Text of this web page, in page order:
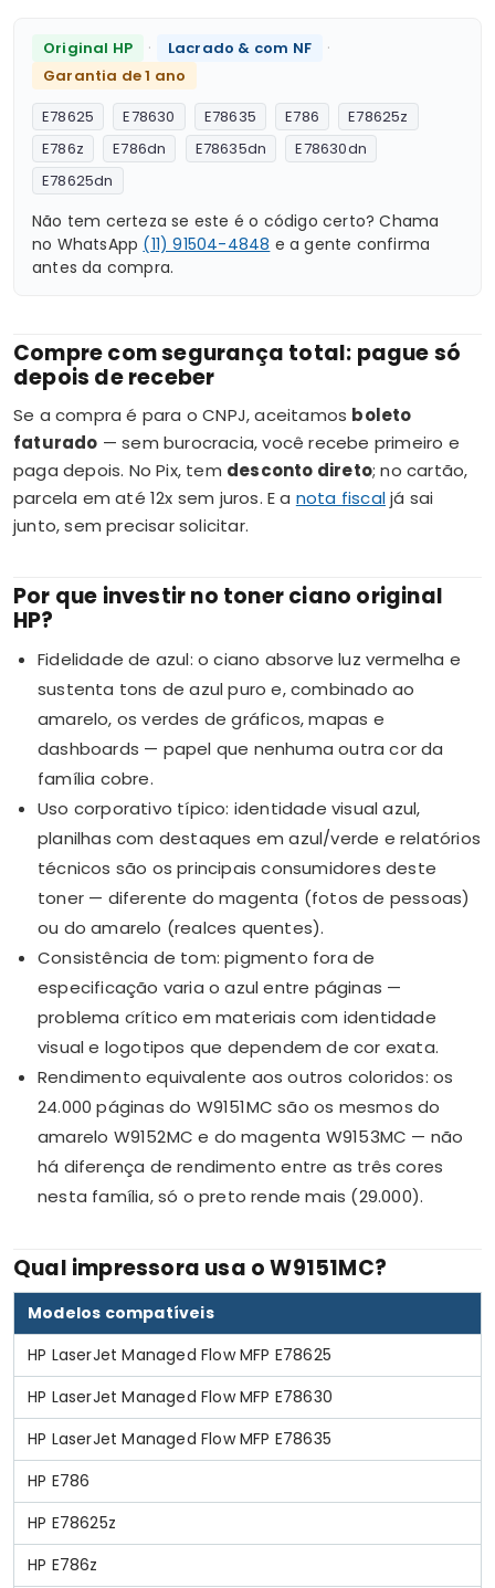
Original HP · Lacrado & com NF ·
Garantia de 1 ano
E78625
E78630 E78635 E786
E78625z
E786z
E786dn E78635dn
E78630dn
E78625dn
Não tem certeza se este é o código certo? Chama
no WhatsApp (11) 91504-4848 e a gente confirma
antes da compra.
Compre com segurança total: pague só
depois de receber
Se a compra é para o CNPJ, aceitamos boleto
faturado — sem burocracia, você recebe primeiro e
paga depois. No Pix, tem desconto direto; no cartão,
parcela em até 12x sem juros. E a nota fiscaljá sai
junto, sem precisar solicitar.
Por que investir no toner ciano original
HP?
Fidelidade de azul: o ciano absorve luz vermelha e
sustenta tons de azul puro e, combinado ao
amarelo, os verdes de gráficos, mapas e
dashboards — papel que nenhuma outra cor da
família cobre.
Uso corporativo típico: identidade visual azul,
planilhas com destaques em azul/verde e relatórios
técnicos são os principais consumidores deste
toner — diferente do magenta (fotos de pessoas)
ou do amarelo (realces quentes).
Consistência de tom: pigmento fora de
especificação varia o azul entre páginas —
problema crítico em materiais com identidade
visual e logotipos que dependem de cor exata.
Rendimento equivalente aos outros coloridos: os
24.000 páginas do W9151MC são os mesmos do
amarelo W9152MC e do magenta W9153MC — não
há diferença de rendimento entre as três cores
nesta família, só o preto rende mais (29.000).
Qual impressora usa o W9151MC?
Modelos compatíveis
HP LaserJet Managed Flow MFP E78625
HP LaserJet Managed Flow MFP E78630
HP LaserJet Managed Flow MFP E78635
HP E786
HP E78625z
HP E786z